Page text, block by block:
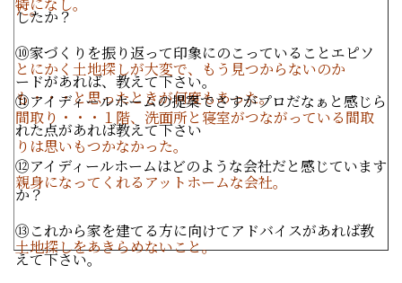
た。
したか？
特になし。
⑩家づくりを振り返って印象にのこっていることエピソ
ードがあれば、教えて下さい。
とにかく土地探しが大変で、もう見つからないのか
も・・・と思ったときが何度もあった。
⑪アイディールホームの提案でさすがプロだなぁと感じら
れた点があれば教えて下さい
間取り・・・１階、洗面所と寝室がつながっている間取
りは思いもつかなかった。
⑫アイディールホームはどのような会社だと感じています
か？
親身になってくれるアットホームな会社。
⑬これから家を建てる方に向けてアドバイスがあれば教
えて下さい。
土地探しをあきらめないこと。